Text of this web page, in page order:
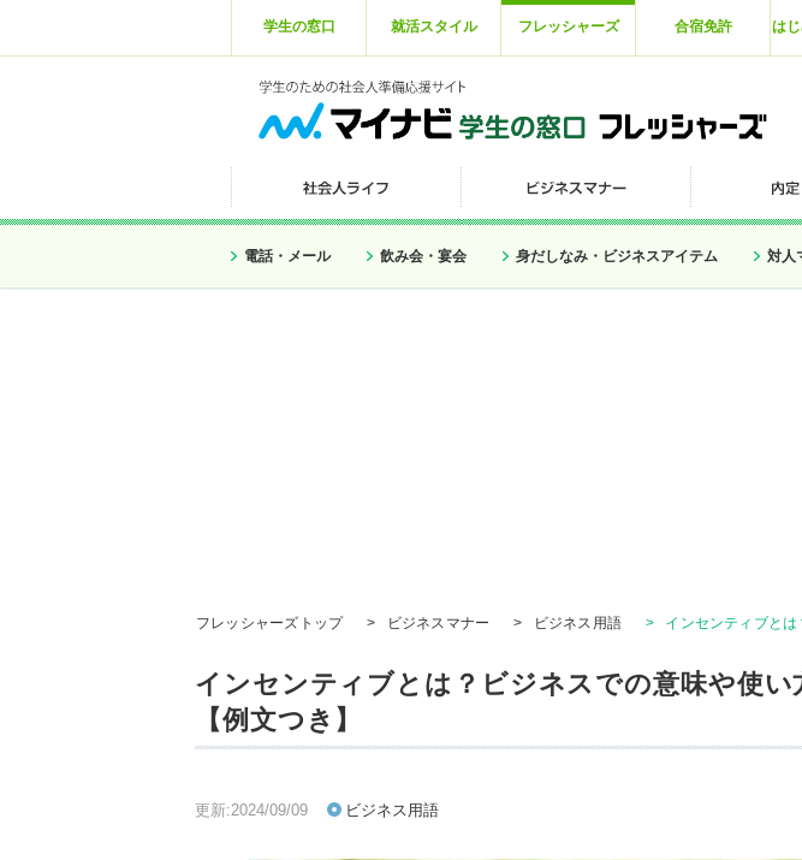
学生の窓口 就活スタイル フレッシャーズ 合宿免許 は
電話・メール 飲み会・宴会 身だしなみ・ビジネスアイテム 対人
フレッシャーズトップ > ビジネスマナー > ビジネス用語 > インセンティブとは
インセンティブとは？ビジネスでの意味や使い
【例文つき】
更新:2024/09/09 ビジネス用語